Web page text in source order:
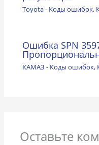
Toyota - Коды ошибок,
Ошибка SPN
КАМАЗ - Коды ошибок,
Оставьте